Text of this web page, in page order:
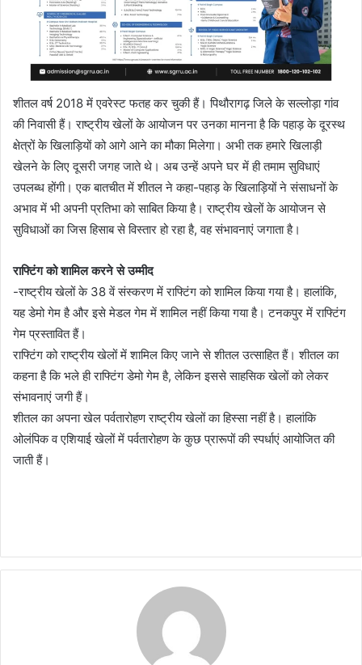
शीतल वर्ष 2018 में एवरेस्ट फतह कर चुकी हैं। पिथौरागढ़ जिले के सल्लोड़ा गांव
की निवासी हैं। राष्ट्रीय खेलों के आयोजन पर उनका मानना है कि पहाड़ के दूरस्थ
क्षेत्रों के खिलाड़ियों को आगे आने का मौका मिलेगा। अभी तक हमारे खिलाड़ी
खेलने के लिए दूसरी जगह जाते थे। अब उन्हें अपने घर में ही तमाम सुविधाएं
उपलब्ध होंगी। एक बातचीत में शीतल ने कहा-पहाड़ के खिलाड़ियों ने संसाधनों के
अभाव में भी अपनी प्रतिभा को साबित किया है। राष्ट्रीय खेलों के आयोजन से
सुविधाओं का जिस हिसाब से विस्तार हो रहा है, वह संभावनाएं जगाता है।
राफ्टिंग को शामिल करने से उम्मीद
-राष्ट्रीय खेलों के 38 वें संस्करण में राफ्टिंग को शामिल किया गया है। हालांकि,
यह डेमो गेम है और इसे मेडल गेम में शामिल नहीं किया गया है। टनकपुर में राफ्टिंग
गेम प्रस्तावित हैं।
राफ्टिंग को राष्ट्रीय खेलों में शामिल किए जाने से शीतल उत्साहित हैं। शीतल का
कहना है कि भले ही राफ्टिंग डेमो गेम है, लेकिन इससे साहसिक खेलों को लेकर
संभावनाएं जगी हैं।
शीतल का अपना खेल पर्वतारोहण राष्ट्रीय खेलों का हिस्सा नहीं है। हालांकि
ओलंपिक व एशियाई खेलों में पर्वतारोहण के कुछ प्रारूपों की स्पर्धाएं आयोजित की
जाती हैं।